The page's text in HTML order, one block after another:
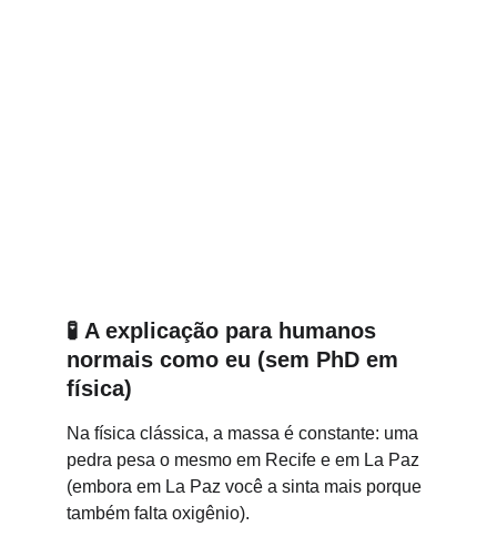
🧪 A explicação para humanos
normais como eu (sem PhD em
física)
Na física clássica, a massa é constante: uma
pedra pesa o mesmo em Recife e em La Paz
(embora em La Paz você a sinta mais porque
também falta oxigênio).